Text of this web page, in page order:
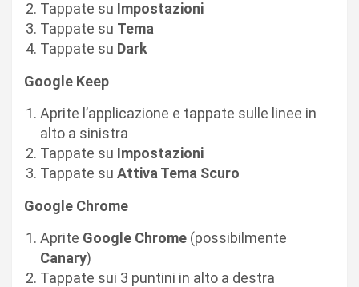
Tappate su Impostazioni
Tappate su Tema
Tappate su Dark
Google Keep
Aprite l’applicazione e tappate sulle linee in
alto a sinistra
Tappate su Impostazioni
Tappate su Attiva Tema Scuro
Google Chrome
Aprite Google Chrome (possibilmente
Canary)
Tappate sui 3 puntini in alto a destra